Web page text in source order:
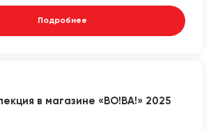
Подробнее
в магазине «ВО!ВА!» 2025